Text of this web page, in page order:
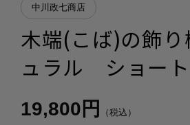
中川政七商店
木端(こば)の飾
ュラル ショート
19,800円 （税込）